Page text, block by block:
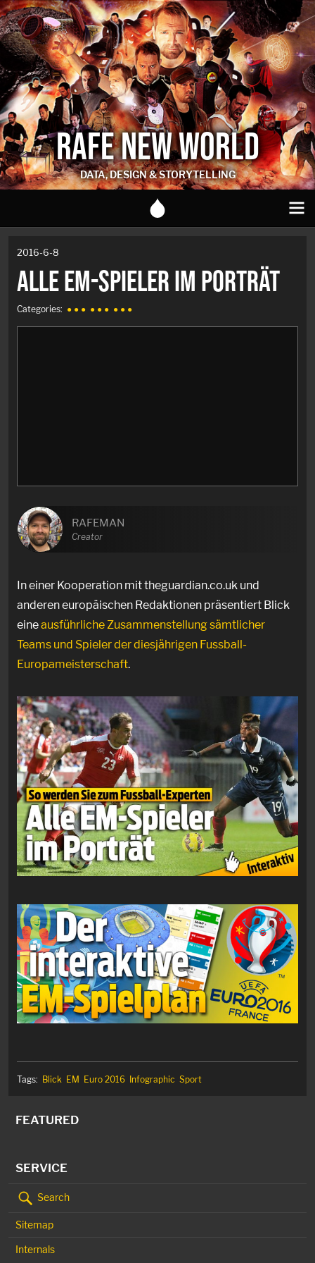
RAFE NEW WORLD
DATA, DESIGN & STORYTELLING
2016-6-8
ALLE EM-SPIELER IM PORTRÄT
Categories: ● ● ● ● ● ● ● ● ●
RAFEMAN
Creator
In einer Kooperation mit theguardian.co.uk und
anderen europäischen Redaktionen präsentiert Blick
eineausführliche Zusammenstellung sämtlicher
Teams und Spieler der diesjährigen Fussball-
Europameisterschaft.
Tags: Blick EM Euro 2016 Infographic Sport
FEATURED
SERVICE
Search
Sitemap
Internals